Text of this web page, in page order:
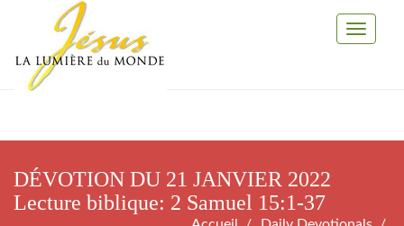
Toggle
DÉVOTION DU 21 JANVIER 2022
Lecture biblique: 2 Samuel 15:1-37